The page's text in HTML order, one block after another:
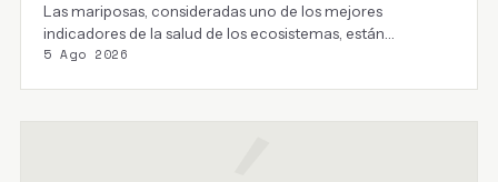
Las mariposas, consideradas uno de los mejores
indicadores de la salud de los ecosistemas, están
cambiando…
5 Ago 2026